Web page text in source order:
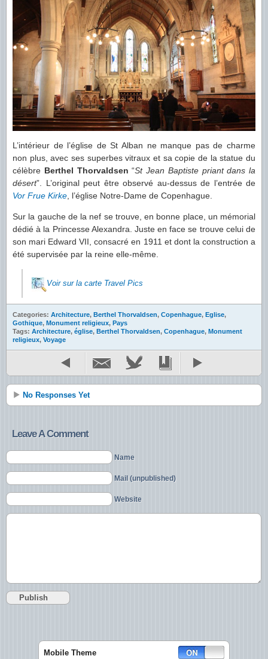
L’intérieur de l’église de St Alban ne manque pas de charme
non plus, avec ses superbes vitraux et sa copie de la statue du
célèbre Berthel Thorvaldsen “St Jean Baptiste priant dans la
désert”. L’original peut être observé au-dessus de l’entrée de
Vor Frue Kirke , l’église Notre-Dame de Copenhague.
Sur la gauche de la nef se trouve, en bonne place, un mémorial
dédié à la Princesse Alexandra. Juste en face se trouve celui de
son mari Edward VII, consacré en 1911 et dont la construction a
été supervisée par la reine elle-même.
Voir sur la carte Travel Pics
Categories: Architecture, Berthel Thorvaldsen, Copenhague, Eglise,
Gothique, Monument religieux, Pays
Tags: Architecture, église, Berthel Thorvaldsen, Copenhague, Monument
religieux, Voyage
No Responses Yet
Leave A Comment
Name
Mail (unpublished)
Website
Mobile Theme